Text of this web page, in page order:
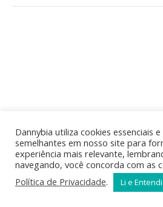
Dannybia utiliza cookies essenciais
semelhantes em nosso site para
experiência mais relevante,
navegando, você concorda com as
Política de Privacidade. Li e Entendi